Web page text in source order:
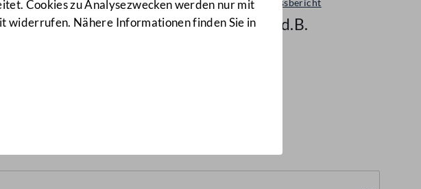
Cookies zu Analysezwecken werden nur mit
widerrufen. Nähere Informationen finden Sie in
Ausschussbericht
2640 d.B.